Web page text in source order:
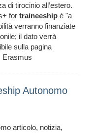
di tirocinio all’estero.
for traineeship è "a
verranno finanziate
il dato verrà
sulla pagina
Erasmus
Autonomo
articolo, notizia,